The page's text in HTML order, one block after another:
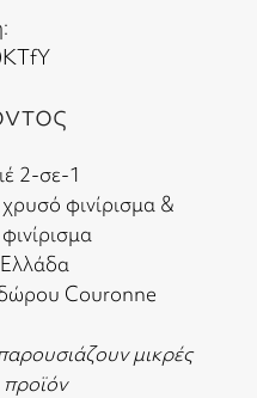
2-σε-1
φινίρισμα &
Couronne
μικρές